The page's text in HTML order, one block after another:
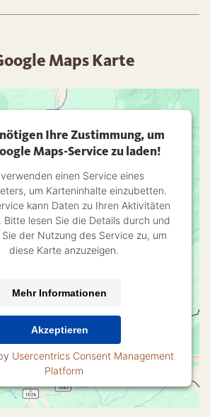
Maps Karte
Ihre Zustimmung, um
Maps-Service zu laden!
einen Service eines
um Karteninhalte einzubetten.
kann Daten zu Ihren Aktivitäten
Bitte lesen Sie die Details durch und
der Nutzung des Service zu, um
diese Karte anzuzeigen.
Mehr Informationen
Akzeptieren
Usercentrics Consent Management
Platform